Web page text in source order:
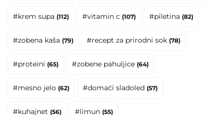
#krem supa (112) #vitamin c (107) #piletina (82)
#zobena kaša (79) #recept za prirodni sok (78)
#proteini (65) #zobene pahuljice (64)
#mesno jelo (62) #domaći sladoled (57)
#kuhajnet (56) #limun (55)